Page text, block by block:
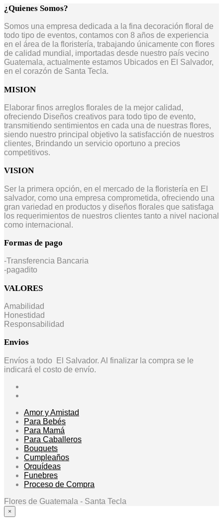
¿Quienes Somos?
Somos una empresa dedicada a la fina decoración floral de
todo tipo de eventos, contamos con 8 años de experiencia
en el área de la floristería, trabajando únicamente con flores
de calidad mundial, importadas desde nuestro país vecino
Guatemala, actualmente estamos Ubicados en El Salvador,
en el corazón de Santa Tecla.
MISION
Elaborar finos arreglos florales de la mejor calidad,
ofreciendo Diseños creativos para todo tipo de evento,
transmitiendo sentimientos en cada una de nuestras flores,
siendo nuestro principal objetivo la satisfacción de nuestros
clientes, Brindando un servicio oportuno a precios
competitivos.
VISION
Ser la primera opción, en el mercado de la floristería en El
salvador, como una empresa comprometida, ofreciendo una
gran variedad en productos y diseños florales que satisfaga
los requerimientos de nuestros clientes tanto a nivel nacional
como internacional.
Formas de pago
-Transferencia Bancaria
-pagadito
VALORES
Amabilidad
Honestidad
Responsabilidad
Envios
Envíos a todo El Salvador. Al finalizar la compra se le
indicará el costo de envío.
Amor y Amistad
Para Bebés
Para Mamá
Para Caballeros
Bouquets
Cumpleaños
Orquídeas
Funebres
Proceso de Compra
Flores de Guatemala - Santa Tecla
×